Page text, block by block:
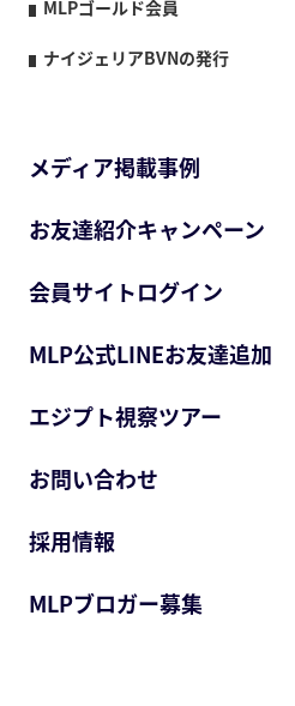
MLPゴールド会員
ナイジェリアBVNの発行
メディア掲載事例
お友達紹介キャンペーン
会員サイトログイン
MLP公式LINEお友達追加
エジプト視察ツアー
お問い合わせ
採用情報
MLPブロガー募集